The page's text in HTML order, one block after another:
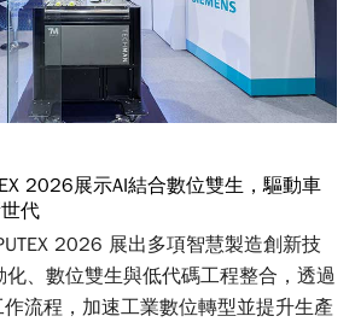
2026展示AI結合數位雙生，驅動車
代
2026 展出多項智慧製造創新技
化、數位雙生與低代碼工程整合，透過
流程，加速工業數位轉型並提升生產